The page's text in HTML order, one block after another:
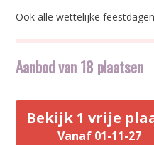
Ook alle wettelijke
Aanbod van 18 plaatsen
Bekijk 1 vrije
Vanaf 01-11-27